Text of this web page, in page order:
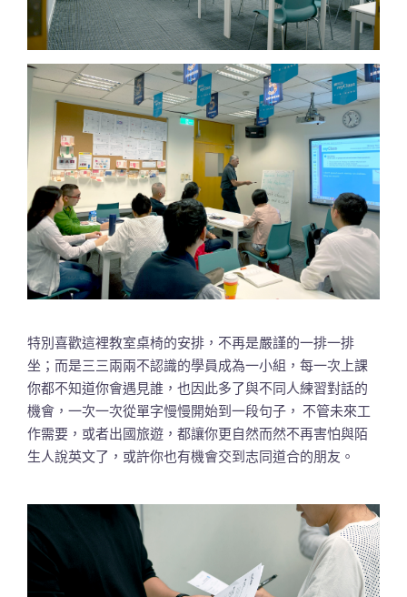
特別喜歡這裡教室桌椅的安排，不再是嚴謹的一排一排
坐；而是三三兩兩不認識的學員成為一小組，每一次上課
你都不知道你會遇見誰，也因此多了與不同人練習對話的
機會，一次一次從單字慢慢開始到一段句子， 不管未來工
作需要，或者出國旅遊，都讓你更自然而然不再害怕與陌
生人說英文了，或許你也有機會交到志同道合的朋友。